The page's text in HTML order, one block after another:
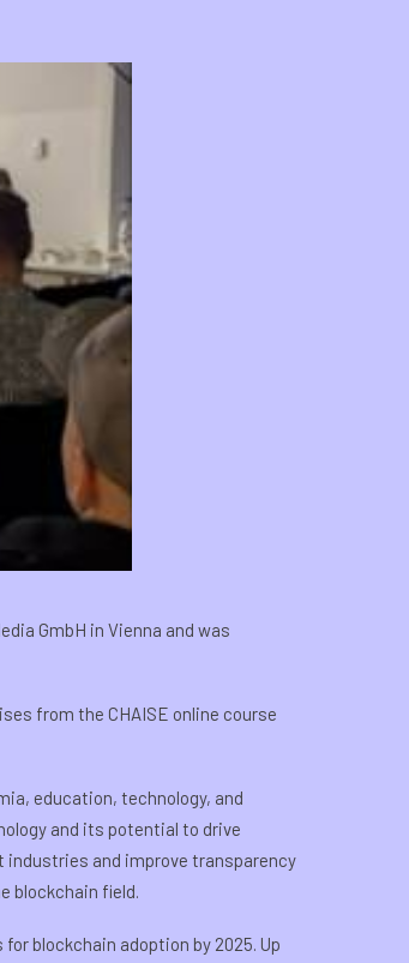
GmbH in Vienna and was
from the CHAISE online course
education, technology, and
and its potential to drive
and improve transparency
blockchain field.
blockchain adoption by 2025. Up